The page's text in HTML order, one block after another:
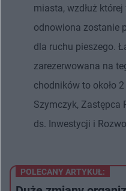
miasta, wzdłuż
odnowiona zostanie
dla ruchu pieszego.
zarezerwowana na
chodników to około
Szymczyk, Zastępca
ds. Inwestycji i
POLECANY ARTYKUŁ: